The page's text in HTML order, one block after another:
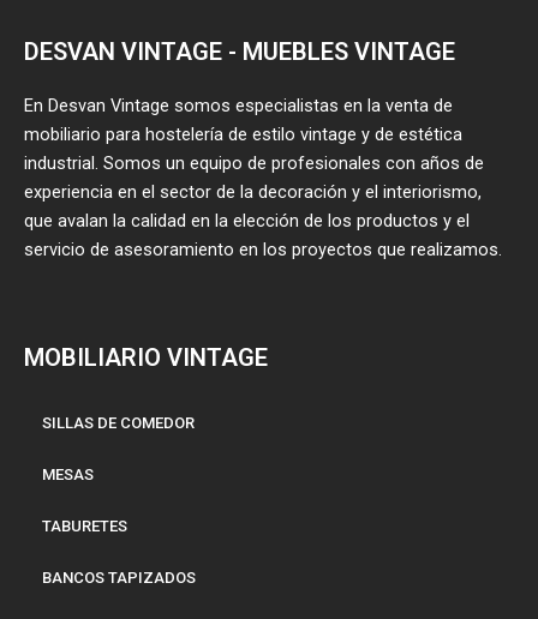
DESVAN VINTAGE - MUEBLES VINTAGE
En Desvan Vintage somos especialistas en la venta de
mobiliario para hostelería de estilo vintage y de estética
industrial. Somos un equipo de profesionales con años de
experiencia en el sector de la decoración y el interiorismo,
que avalan la calidad en la elección de los productos y el
servicio de asesoramiento en los proyectos que realizamos.
MOBILIARIO VINTAGE
SILLAS DE COMEDOR
MESAS
TABURETES
BANCOS TAPIZADOS